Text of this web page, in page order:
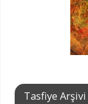
Tasfiye Arşivi